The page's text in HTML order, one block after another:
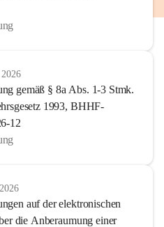
gemäß § 8a Abs. 1-3 Stmk.
1993, BHHF-
12
auf der elektronischen
die Anberaumung einer